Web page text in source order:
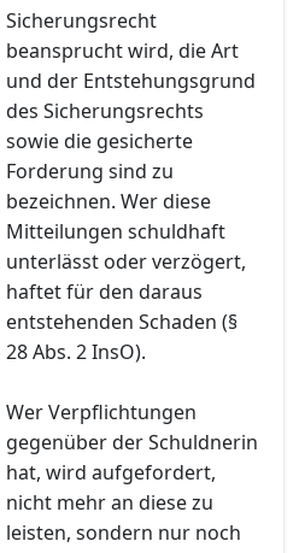
Sicherungsrecht
beansprucht wird, die Art
und der Entstehungsgrund
des Sicherungsrechts
sowie die gesicherte
Forderung sind zu
bezeichnen. Wer diese
Mitteilungen schuldhaft
unterlässt oder verzögert,
haftet für den daraus
entstehenden Schaden (§
28 Abs. 2 InsO).
Wer Verpflichtungen
gegenüber der Schuldnerin
hat, wird aufgefordert,
nicht mehr an diese zu
leisten, sondern nur noch